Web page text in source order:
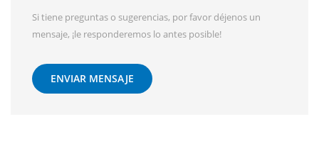
Si tiene preguntas o sugerencias, por favor déjenos un
mensaje, ¡le responderemos lo antes posible!
ENVIAR MENSAJE